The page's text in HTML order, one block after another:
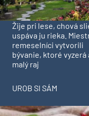
Žije pri lese, chová
uspáva ju rieka.
remeselníci vytvorili
bývanie, ktoré vyzerá
malý raj
UROB SI SÁM